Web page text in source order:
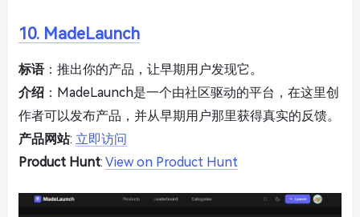
10. MadeLaunch
标语：推出你的产品，让早期用户发现它。
介绍 ：MadeLaunch是一个由社区驱动的平台，在这里创
作者可以发布产品，并从早期用户那里获得真实的反馈。
产品网站: 立即访问
Product Hunt: View on Product Hunt